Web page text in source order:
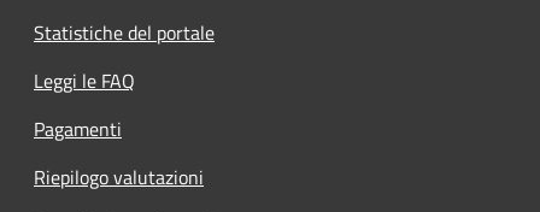
Statistiche del portale
Leggi le FAQ
Pagamenti
Riepilogo valutazioni